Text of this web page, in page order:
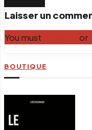
Laisser un
You must or
BOUTIQUE